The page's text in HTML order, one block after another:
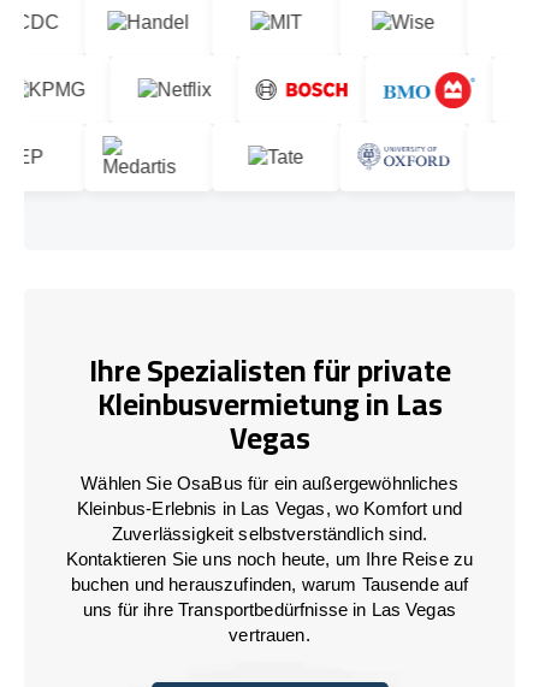
Ihre Spezialisten für private
Kleinbusvermietung in Las
Vegas
Wählen Sie OsaBus für ein außergewöhnliches
Kleinbus-Erlebnis in Las Vegas, wo Komfort und
Zuverlässigkeit selbstverständlich sind.
Kontaktieren Sie uns noch heute, um Ihre Reise zu
buchen und herauszufinden, warum Tausende auf
uns für ihre Transportbedürfnisse in Las Vegas
vertrauen.